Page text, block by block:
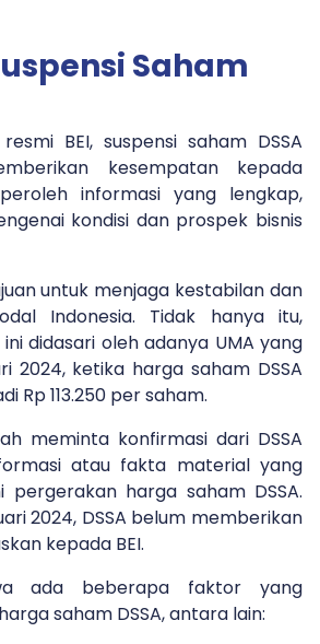
Saham
BEI, suspensi saham DSSA
kesempatan kepada
informasi yang lengkap,
kondisi dan prospek bisnis
untuk menjaga kestabilan dan
Indonesia. Tidak hanya itu,
ini didasari oleh adanya UMA yang
2024, ketika harga saham DSSA
Rp 113.250 per saham.
meminta konfirmasi dari DSSA
atau fakta material yang
harga saham DSSA.
2024, DSSA belum memberikan
kepada BEI.
ada beberapa faktor yang
saham DSSA, antara lain: